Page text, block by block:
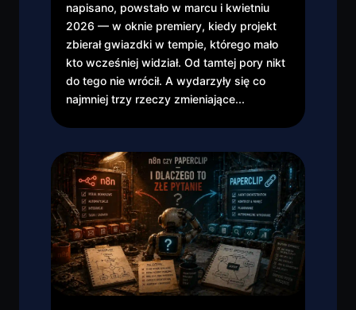
napisano, powstało w marcu i kwietniu
2026 — w oknie premiery, kiedy projekt
zbierał gwiazdki w tempie, którego mało
kto wcześniej widział. Od tamtej pory nikt
do tego nie wrócił. A wydarzyły się co
najmniej trzy rzeczy zmieniające...